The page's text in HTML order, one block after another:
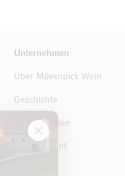
Unternehmen
Über Mövenpick Wein
Geschichte
Offene Stellen
Management